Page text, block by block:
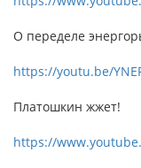
О переделе
https://youtu.be/
Платошкин жжет!
https://